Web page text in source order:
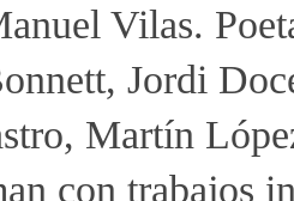
Vilas.
Jordi
Martín
con trabajos